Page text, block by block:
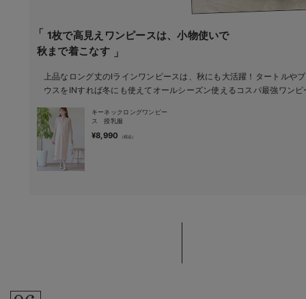
1枚で高見えワンピースは、小物使いで
秋まで着こなす
上品なロング丈のIラインワンピースは、秋にも大活躍！タートルや
ウスをINすれば冬にも使えてオールシーズン使えるコスパ最強ワンピ
キーネックロングワンピー
ス 授乳服
¥8,990